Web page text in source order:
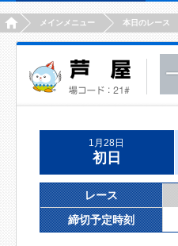
HOMEメインメニュー 本日のレース
1月28日
初日
レース
締切予定時刻